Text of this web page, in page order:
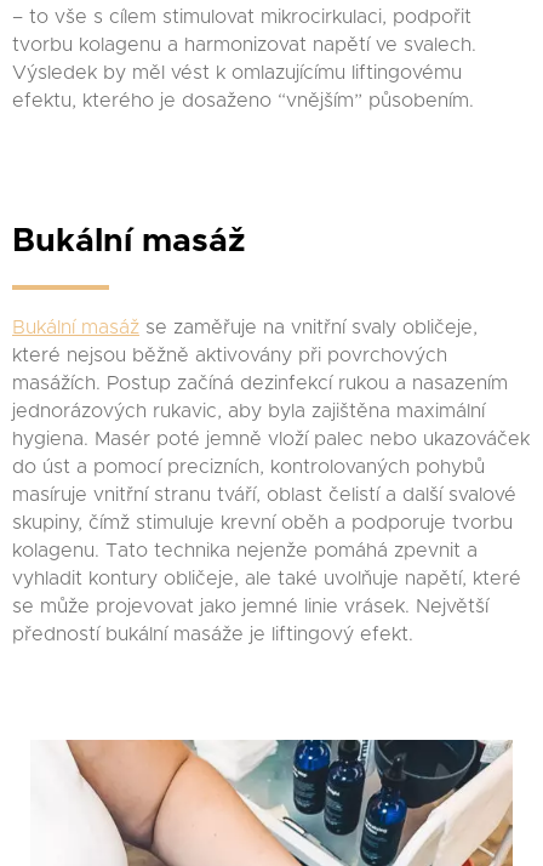
– to vše s cílem stimulovat mikrocirkulaci, podpořit
tvorbu kolagenu a harmonizovat napětí ve svalech.
Výsledek by měl vést k omlazujícímu liftingovému
efektu, kterého je dosaženo “vnějším” působením.
Bukální masáž
Bukální masáž se zaměřuje na vnitřní svaly obličeje,
které nejsou běžně aktivovány při povrchových
masážích. Postup začíná dezinfekcí rukou a nasazením
jednorázových rukavic, aby byla zajištěna maximální
hygiena. Masér poté jemně vloží palec nebo ukazováček
do úst a pomocí precizních, kontrolovaných pohybů
masíruje vnitřní stranu tváří, oblast čelistí a další svalové
skupiny, čímž stimuluje krevní oběh a podporuje tvorbu
kolagenu. Tato technika nejenže pomáhá zpevnit a
vyhladit kontury obličeje, ale také uvolňuje napětí, které
se může projevovat jako jemné linie vrásek. Největší
předností bukální masáže je liftingový efekt.